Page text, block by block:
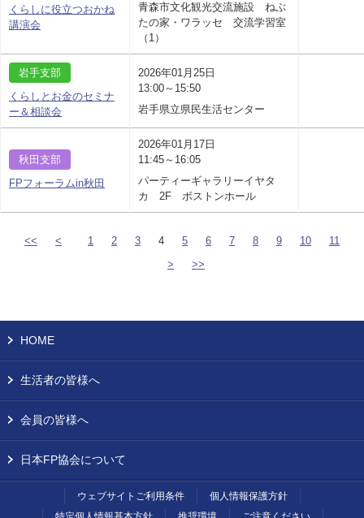
くらしに役立つおかね
講演会
青森市文化観光交流施設 ねぶ
たの家・ワラッセ 交流学習室
（1）
岩手支部
くらしとお金のセミナ
ー＆相談会
2026年01月25日
13:00～15:50
岩手県立県民生活センター
秋田支部
FPフォーラムin秋田
2026年01月17日
11:45～16:05
パーティーギャラリーイヤタ
カ 2F ボストンホール
<< < 1 2 3 4 5 6 7 8 9 10
11
>
>>
HOME
生活者の皆様へ
会員の皆様へ
日本FP協会について
ウェブサイトご利用条件
個人情報保護方針